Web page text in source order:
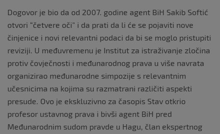
Dogovor je bio da od 2007. godine agent BiH Sakib Softić
otvori “četvere oči” i da prati da li će se pojaviti nove
činjenice i novi relevantni podaci da bi se moglo pristupiti
reviziji. U međuvremenu je Institut za istraživanje zločina
protiv čovječnosti i međunarodnog prava u više navrata
organizirao međunarodne simpozije s relevantnim
učesnicima na kojima su razmatrani različiti aspekti
presude. Ovo je ekskluzivno za časopis Stav otkrio
profesor ustavnog prava i bivši agent BiH pred
Međunarodnim sudom pravde u Hagu, član ekspertnog